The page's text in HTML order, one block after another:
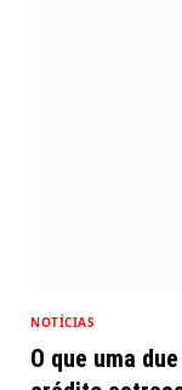
NOTÍCIAS
O que uma